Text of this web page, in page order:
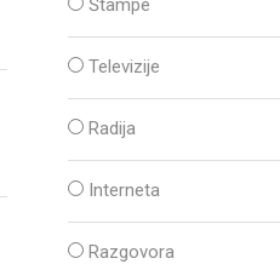
Štampe
Televizije
Radija
Interneta
Razgovora